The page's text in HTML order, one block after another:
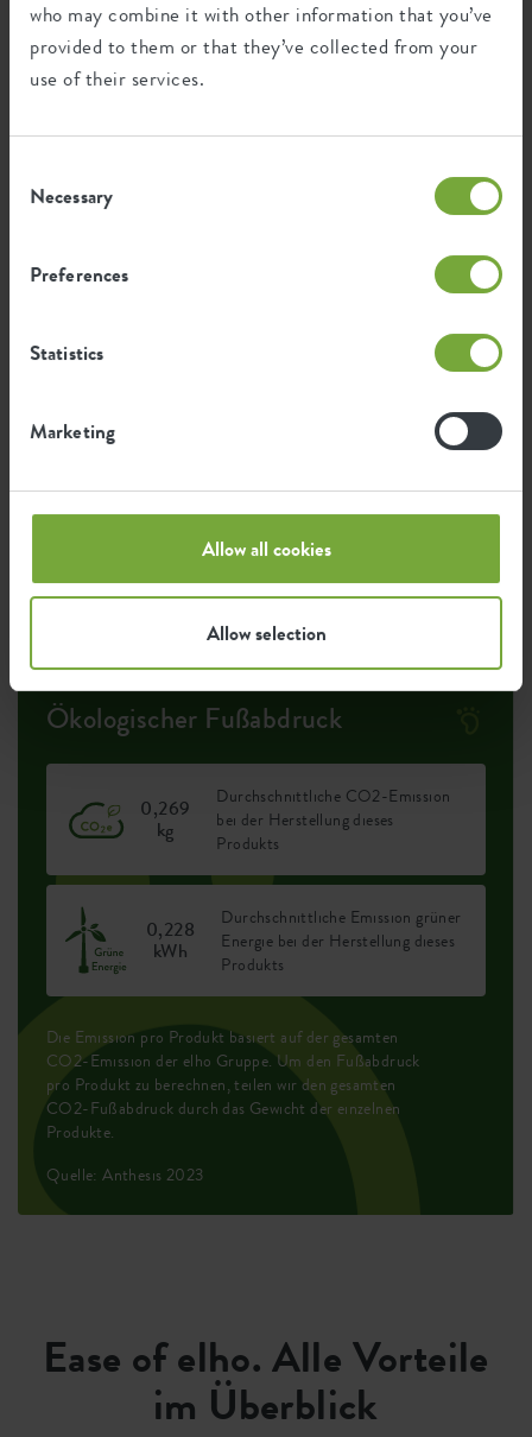
who may combine it with other information that you’ve
provided to them or that they’ve collected from your
use of their services.
Selection
Necessary
Preferences
Statistics
Marketing
Allow all cookies
Allow selection
Balkonpflanzgefäß-Kollektion, die zeitlose Eleganz mit robuster
Qualität vereint.
Post-Verbraucher-Abfällen und zu 0% aus
Zertifikate Garantie
99Jahre
UV-beständig
frostbeständig
Ökologischer Fußabdruck
0,269
kg
Durchschnittliche CO2-Emission
bei der Herstellung dieses
Produkts
0,228
kWh
Durchschnittliche Emission grüner
Energie bei der Herstellung dieses
Produkts
Die Emission pro Produkt basiert auf der gesamten
CO2-Emission der elho Gruppe. Um den Fußabdruck
pro Produkt zu berechnen, teilen wir den gesamten
CO2-Fußabdruck durch das Gewicht der einzelnen
Produkte.
Quelle: Anthesis 2023
Ease of elho. Alle Vorteile
im Überblick